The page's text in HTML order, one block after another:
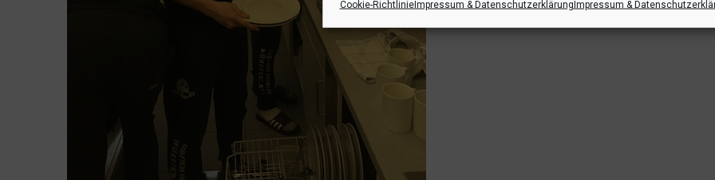
Cookie-RichtlinieImpressum & DatenschutzerklärungImpressum &